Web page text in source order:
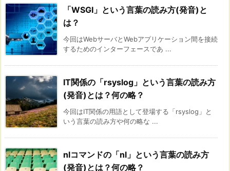
「WSGI」という言葉の読み方(発音)と
は？
今回はWebサーバとWebアプリケーション間を接続
するためのインターフェースであ ...
IT関係の「rsyslog」という言葉の読み方
(発音)とは？何の略？
今回はIT関係の用語として登場する「rsyslog」と
いう言葉の読み方や何の略な ...
nlコマンドの「nl」という言葉の読み方
(発音)とは？何の略？